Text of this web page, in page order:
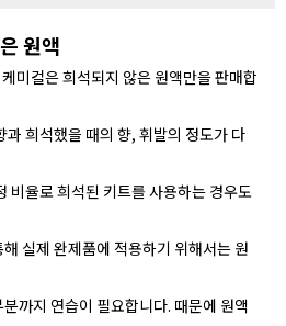
원액
미컬은 희석되지 않은 원액만을 판매합
희석했을 때의 향, 휘발의 정도가 다
비율로 희석된 키트를 사용하는 경우도
실제 완제품에 적용하기 위해서는 원
까지 연습이 필요합니다. 때문에 원액